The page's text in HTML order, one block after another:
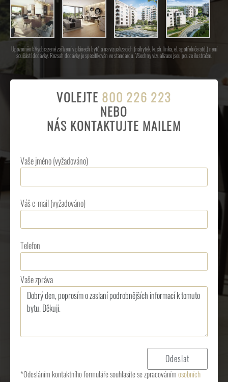
Upozornění: Vyobrazené zařízení v plánech bytů a na vizualizacích (nábytek, kuch. linka, el. spotřebiče atd.) není
součástí dodávky. Rozsah dodávky je specifikován ve standardu. Všechny vizualizace jsou pouze ilustrační.
VOLEJTE 800 226 223
NEBO
NÁS KONTAKTUJTE MAILEM
Vaše jméno (vyžadováno)
Váš e-mail (vyžadováno)
Telefon
Vaše zpráva
*Odesláním kontaktního formuláře souhlasíte se zpracovánímosobních